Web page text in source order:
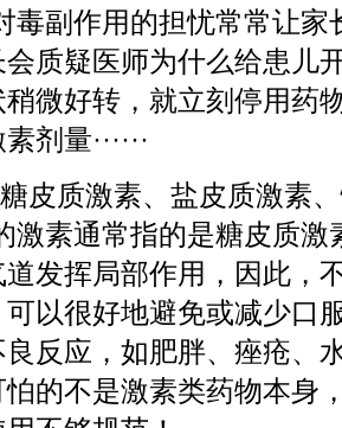
毒副作用的担忧常常让家
质疑医师为什么给患儿
微好转，就立刻停用药
剂量······
皮质激素、盐皮质激素
激素通常指的是糖皮质激
发挥局部作用，因此，
以很好地避免或减少口
反应，如肥胖、痤疮、
的不是激素类药物本身